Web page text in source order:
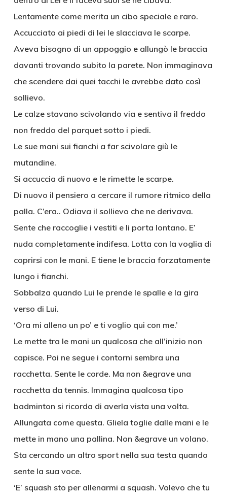
Lentamente come merita un cibo speciale e raro.
Accucciato ai piedi di lei le slacciava le scarpe.
Aveva bisogno di un appoggio e allungò le braccia
davanti trovando subito la parete. Non immaginava
che scendere dai quei tacchi le avrebbe dato così
sollievo.
Le calze stavano scivolando via e sentiva il freddo
non freddo del parquet sotto i piedi.
Le sue mani sui fianchi a far scivolare giù le
mutandine.
Si accuccia di nuovo e le rimette le scarpe.
Di nuovo il pensiero a cercare il rumore ritmico della
palla. C’era.. Odiava il sollievo che ne derivava.
Sente che raccoglie i vestiti e li porta lontano. E’
nuda completamente indifesa. Lotta con la voglia di
coprirsi con le mani. E tiene le braccia forzatamente
lungo i fianchi.
Sobbalza quando Lui le prende le spalle e la gira
verso di Lui.
‘Ora mi alleno un po’ e ti voglio qui con me.’
Le mette tra le mani un qualcosa che all’inizio non
capisce. Poi ne segue i contorni sembra una
racchetta. Sente le corde. Ma non &egrave una
racchetta da tennis. Immagina qualcosa tipo
badminton si ricorda di averla vista una volta.
Allungata come questa. Gliela toglie dalle mani e le
mette in mano una pallina. Non &egrave un volano.
Sta cercando un altro sport nella sua testa quando
sente la sua voce.
‘E’ squash sto per allenarmi a squash. Volevo che tu